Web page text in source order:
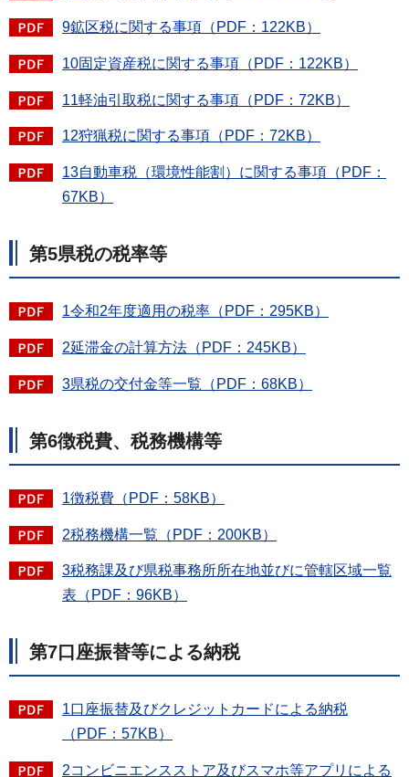
9鉱区税に関する事項（PDF：122KB）
10固定資産税に関する事項（PDF：122KB）
11軽油引取税に関する事項（PDF：72KB）
12狩猟税に関する事項（PDF：72KB）
13自動車税（環境性能割）に関する事項（PDF：
67KB）
第5県税の税率等
1令和2年度適用の税率（PDF：295KB）
2延滞金の計算方法（PDF：245KB）
3県税の交付金等一覧（PDF：68KB）
第6徴税費、税務機構等
1徴税費（PDF：58KB）
2税務機構一覧（PDF：200KB）
3税務課及び県税事務所所在地並びに管轄区域一覧
表（PDF：96KB）
第7口座振替等による納税
1口座振替及びクレジットカードによる納税
（PDF：57KB）
2コンビニエンスストア及びスマホ等アプリによる